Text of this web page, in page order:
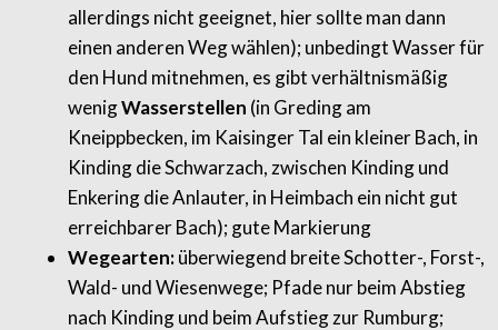
allerdings nicht geeignet, hier sollte man dann
einen anderen Weg wählen); unbedingt Wasser für
den Hund mitnehmen, es gibt verhältnismäßig
wenigWasserstellen (in Greding am
Kneippbecken, im Kaisinger Tal ein kleiner Bach, in
Kinding die Schwarzach, zwischen Kinding und
Enkering die Anlauter, in Heimbach ein nicht gut
erreichbarer Bach); gute Markierung
Wegearten:überwiegend breite Schotter-, Forst-,
Wald- und Wiesenwege; Pfade nur beim Abstieg
nach Kinding und beim Aufstieg zur Rumburg;